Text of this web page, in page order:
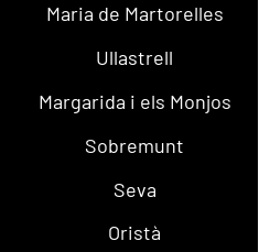
Maria de Martorelles
Ullastrell
Margarida i els Monjos
Sobremunt
Seva
Oristà